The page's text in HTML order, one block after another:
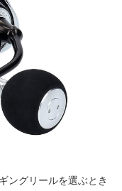
ングリールを選ぶとき